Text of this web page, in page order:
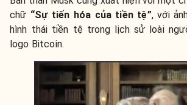
chữ “Sự tiến hóa của tiền tệ”, với
hình thái tiền tệ trong lịch sử loài
logo Bitcoin.